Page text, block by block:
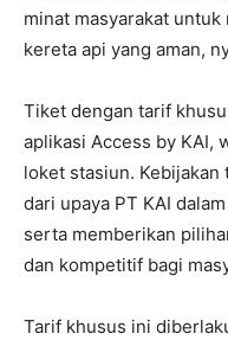
minat masyarakat
kereta api yang aman,
Tiket dengan tarif
aplikasi Access by KAI,
loket stasiun.
dari upaya PT KAI
serta memberikan
dan kompetitif bagi
Tarif khusus ini